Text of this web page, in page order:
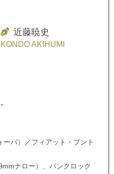
近藤暁史
KONDO AKIHUMI
-
ーバ）／フィアット・プント
ナロー）、パンクロック